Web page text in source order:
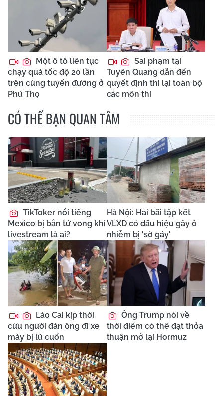
Một ô tô liên tục
chạy quá tốc độ 20 lần
trên cùng tuyến đường ở
Phú Thọ
Sai phạm tại
Tuyên Quang dẫn đến
quyết định thi lại toàn bộ
các môn thi
CÓ THỂ BẠN QUAN TÂM
TikToker nổi tiếng
Mexico bị bắn tử vong khi
livestream là ai?
Hà Nội: Hai bãi tập kết
VLXD có dấu hiệu gây ô
nhiễm bị 'sờ gáy'
Lào Cai kịp thời
cứu người đàn ông đi xe
máy bị lũ cuốn
Ông Trump nói về
thời điểm có thể đạt thỏa
thuận mở lại Hormuz